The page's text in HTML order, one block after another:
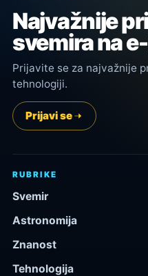
Najvažnije
svemira na
Prijavite se za najvažnije
tehnologiji.
Prijavi se
RUBRIKE
Svemir
Astronomija
Znanost
Tehnologija